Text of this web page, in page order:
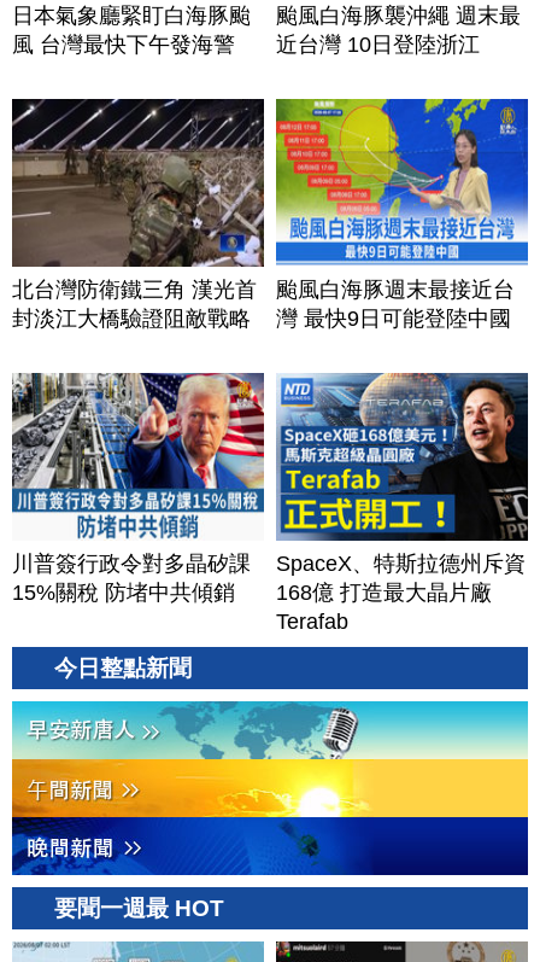
日本氣象廳緊盯白海豚颱
風 台灣最快下午發海警
颱風白海豚襲沖繩 週末最
近台灣 10日登陸浙江
北台灣防衛鐵三角 漢光首
封淡江大橋驗證阻敵戰略
颱風白海豚週末最接近台
灣 最快9日可能登陸中國
川普簽行政令對多晶矽課
15%關稅 防堵中共傾銷
SpaceX、特斯拉德州斥資
168億 打造最大晶片廠
Terafab
今日整點新聞
要聞一週最 HOT